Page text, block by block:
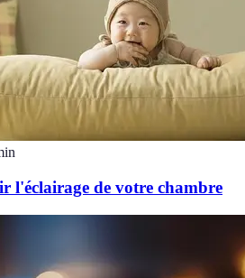
l'éclairage de votre chambre